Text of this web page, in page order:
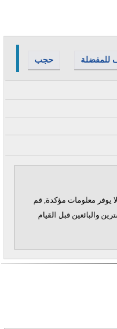
حجب للمفضلة
يوفر معلومات مؤكدة, قم
والبائعين قبل القيام